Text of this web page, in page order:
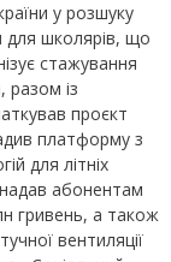
у розшуку
для школярів, що
стажування
разом із
проєкт
платформу з
для літніх
абонентам
гривень, а також
вентиляції